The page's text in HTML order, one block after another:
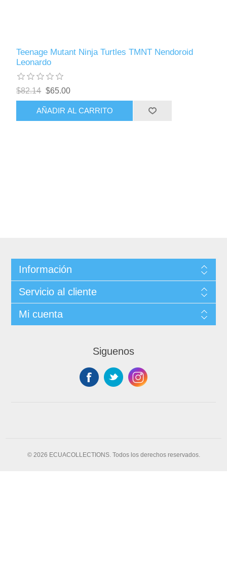
Teenage Mutant Ninja Turtles TMNT Nendoroid
Leonardo
$82.14 $65.00
AÑADIR AL CARRITO
Información
Servicio al cliente
Mi cuenta
Siguenos
© 2026 ECUACOLLECTIONS. Todos los derechos reservados.